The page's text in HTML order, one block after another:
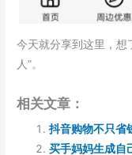
今天就分享到这里，想
人”。
相关文章：
抖音购物不只省
买手妈妈生成自